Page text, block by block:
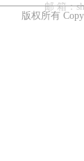
邮 箱：
版权所有